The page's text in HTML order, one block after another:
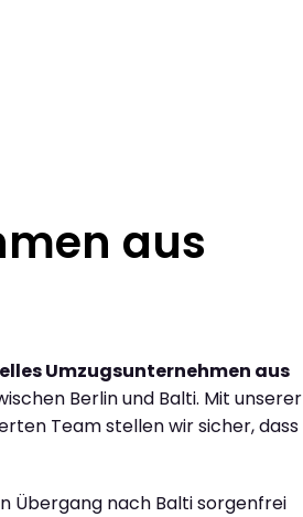
aus
Umzugsunternehmen aus
Berlin und Balti. Mit unserer
Team stellen wir sicher, dass
Übergang nach Balti sorgenfrei